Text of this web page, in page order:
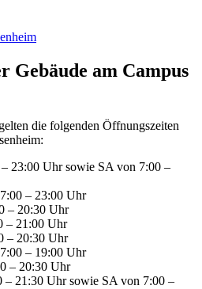
Gebäude am Campus
die folgenden Öffnungszeiten
23:00 Uhr sowie SA von 7:00 –
– 23:00 Uhr
– 20:30 Uhr
– 21:00 Uhr
– 20:30 Uhr
– 19:00 Uhr
– 20:30 Uhr
– 21:30 Uhr sowie SA von 7:00 –